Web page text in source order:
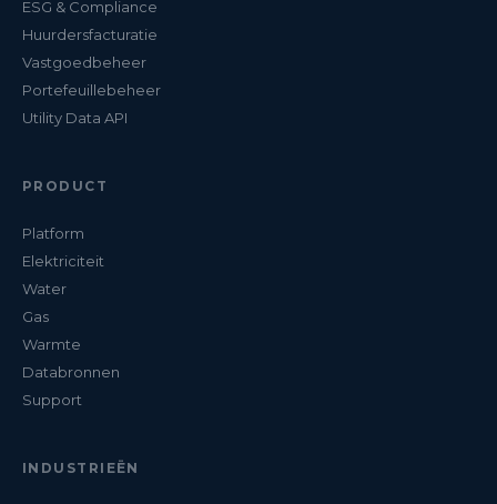
ESG & Compliance
Huurdersfacturatie
Vastgoedbeheer
Portefeuillebeheer
Utility Data API
PRODUCT
Platform
Elektriciteit
Water
Gas
Warmte
Databronnen
Support
INDUSTRIEËN